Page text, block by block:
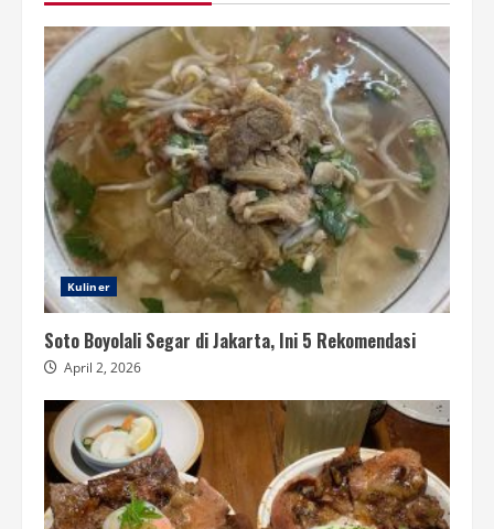
Kuliner
Soto Boyolali Segar di Jakarta, Ini 5 Rekomendasi
April 2, 2026